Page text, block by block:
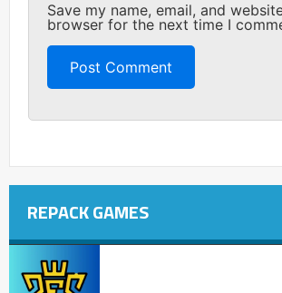
Save my name, email, and
browser for the next time I
REPACK GAMES